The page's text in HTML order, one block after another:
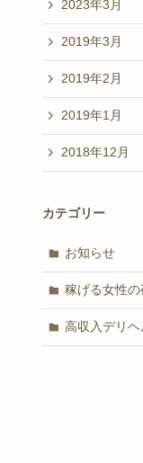
2023年3月
2019年3月
2019年2月
2019年1月
2018年12月
カテゴリー
お知らせ
稼げる女性の
高収入デリ